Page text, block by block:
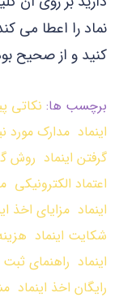
نماد را اعطا می
کنید و از صحیح
برچسب ها: نکاتی
اینماد مدارک مورد
گرفتن اینماد روش
اعتماد
اینماد مزایای اخذ
شکایت اینماد
اینماد راهنمای
رایگان اخذ اینماد